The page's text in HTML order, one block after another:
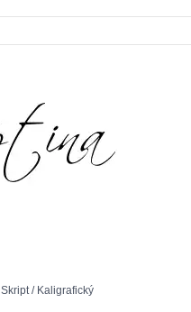
Skript/ Kaligrafický